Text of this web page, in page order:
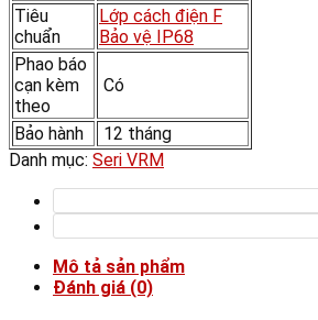
Tiêu
chuẩn
Lớp cách điện F
Bảo vệ IP68
Phao báo
cạn kèm
theo
Có
Bảo hành
12 tháng
Danh mục: Seri VRM
Mô tả sản phẩm
Đánh giá (0)